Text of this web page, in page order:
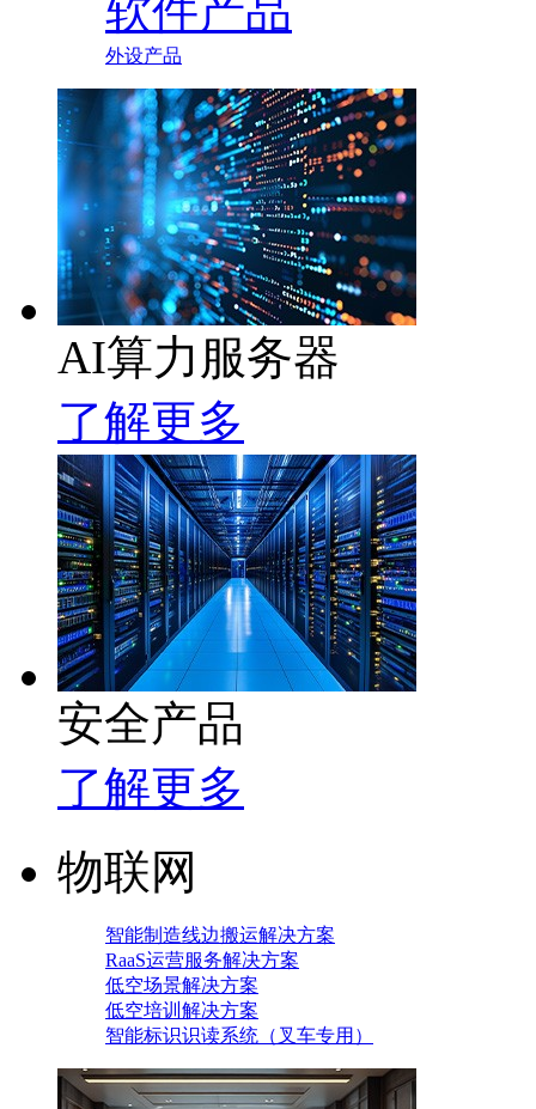
软件产品
外设产品
AI算力服务器
了解更多
安全产品
了解更多
物联网
智能制造线边搬运解决方案
RaaS运营服务解决方案
低空场景解决方案
低空培训解决方案
智能标识识读系统（叉车专用）